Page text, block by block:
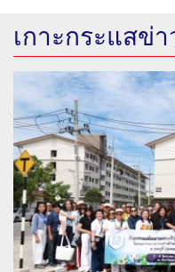
เกาะกระแสข่า